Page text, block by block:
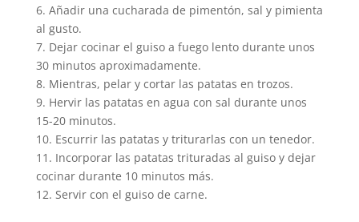
6. Añadir una cucharada de pimentón, sal y pimienta
al gusto.
7. Dejar cocinar el guiso a fuego lento durante unos
30 minutos aproximadamente.
8. Mientras, pelar y cortar las patatas en trozos.
9. Hervir las patatas en agua con sal durante unos
15-20 minutos.
10. Escurrir las patatas y triturarlas con un tenedor.
11. Incorporar las patatas trituradas al guiso y dejar
cocinar durante 10 minutos más.
12. Servir con el guiso de carne.